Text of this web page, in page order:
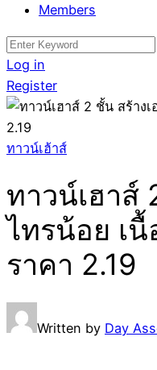
Members
Search
for:
Log in
Register
ทาวน์เฮ้าส์
ทาวน์เฮาส์
ไทรน้อย เ
ราคา 2.19
Written by Day